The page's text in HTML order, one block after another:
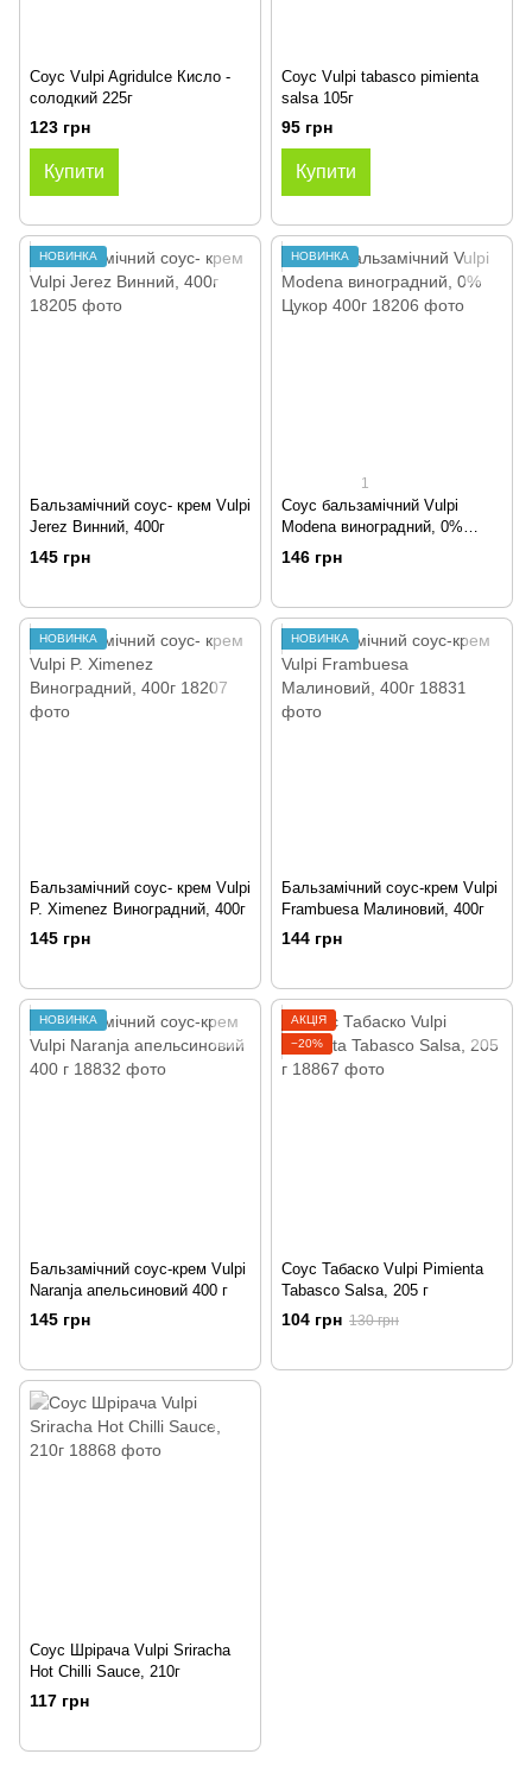
Соус Vulpi Agridulce Кисло -
солодкий 225г
123 грн
Купити
Соус Vulpi tabasco pimienta
salsa 105г
95 грн
Купити
НОВИНКА
Бальзамічний соус- крем Vulpi
Jerez Винний, 400г
145 грн
НОВИНКА
1
Соус бальзамічний Vulpi
Modena виноградний, 0%
Цукор 400г
146 грн
НОВИНКА
Бальзамічний соус- крем Vulpi
P. Ximenez Виноградний, 400г
145 грн
НОВИНКА
Бальзамічний соус-крем Vulpi
Frambuesa Малиновий, 400г
144 грн
НОВИНКА
Бальзамічний соус-крем Vulpi
Naranja апельсиновий 400 г
145 грн
АКЦІЯ
−20%
Соус Табаско Vulpi Pimienta
Tabasco Salsa, 205 г
104 грн 130 грн
Соус Шрірача Vulpi Sriracha
Hot Chilli Sauce, 210г
117 грн